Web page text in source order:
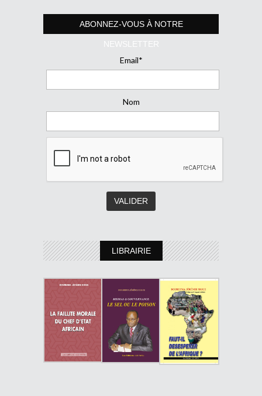
ABONNEZ-VOUS À NOTRE
NEWSLETTER
Email*
Nom
LIBRAIRIE